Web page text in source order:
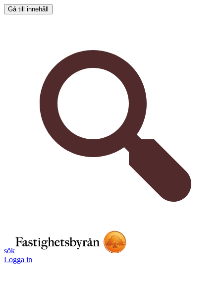
Gå till innehåll
sök
Logga in